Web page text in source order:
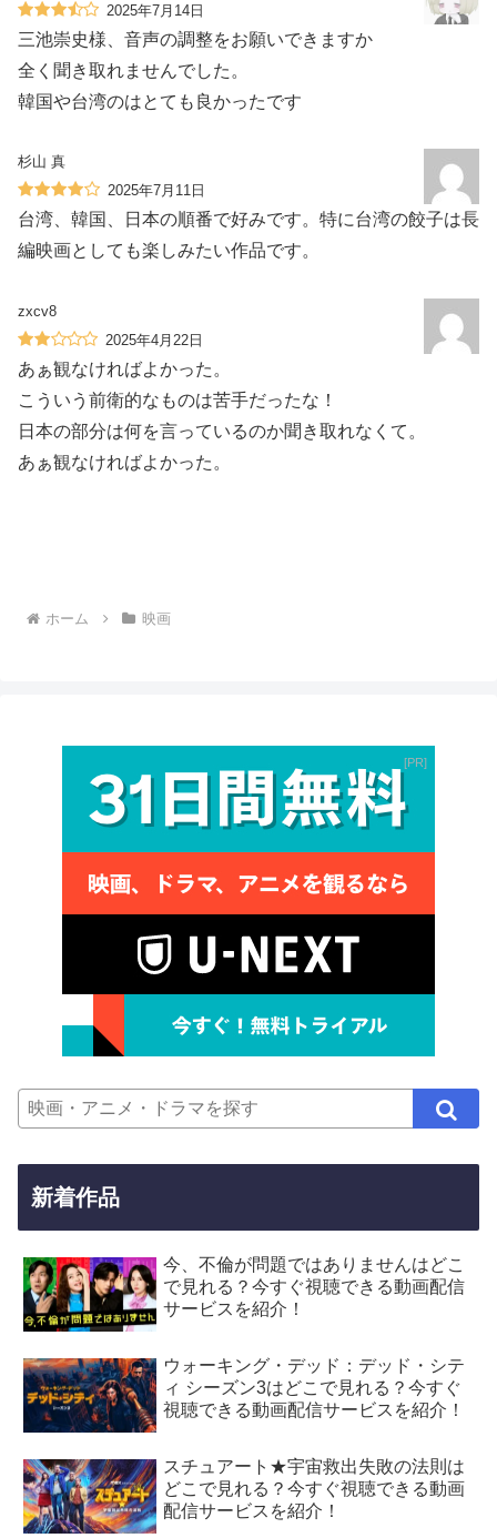
2025年7月14日
三池崇史様、音声の調整をお願いできますか
全く聞き取れませんでした。
韓国や台湾のはとても良かったです️
杉山 真
2025年7月11日
台湾、韓国、日本の順番で好みです。特に台湾の餃子は長
編映画としても楽しみたい作品です。
zxcv8
2025年4月22日
あぁ観なければよかった。
こういう前衛的なものは苦手だったな！
日本の部分は何を言っているのか聞き取れなくて。
あぁ観なければよかった。
ホーム 映画
PR
新着作品
今、不倫が問題ではありませんはどこ
で見れる？今すぐ視聴できる動画配信
サービスを紹介！
ウォーキング・デッド：デッド・シテ
ィ シーズン3はどこで見れる？今すぐ
視聴できる動画配信サービスを紹介！
スチュアート★宇宙救出失敗の法則は
どこで見れる？今すぐ視聴できる動画
配信サービスを紹介！